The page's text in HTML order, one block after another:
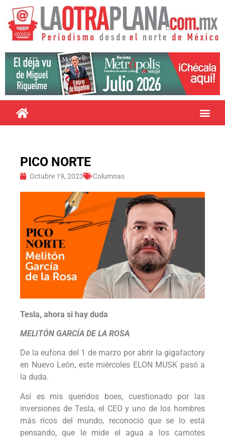
PICO NORTE
Octubre 19, 2023 Columnas
Tesla, ahora si hay duda
MELITÓN GARCÍA DE LA ROSA
De la euforia del 1 de marzo por abrir la gigafactory
en Nuevo León, este miércoles ELON MUSK pasó a
la duda.
Así es mis queridos boes, cuestionado por las
inversiones de Tesla, el CEO y uno de los hombres
más ricos del mundo, reconoció que se lo está
pensando, que le mide el agua a los camotes